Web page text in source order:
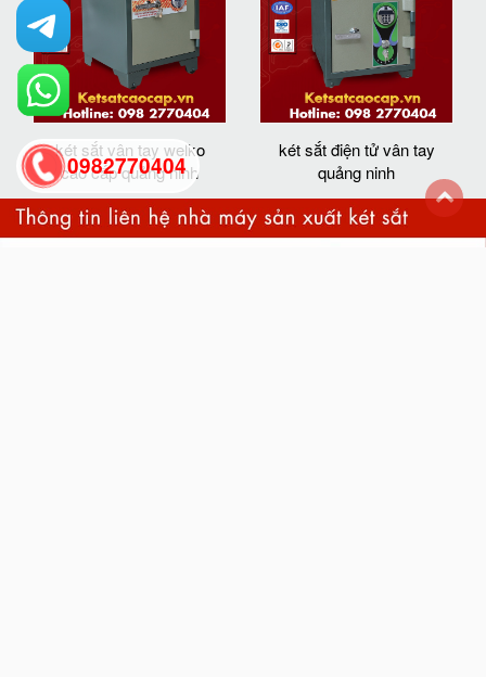
két sắt vân tay welko
cao cấp quảng ninh
két sắt điện tử vân tay
quảng ninh
0982770404
back